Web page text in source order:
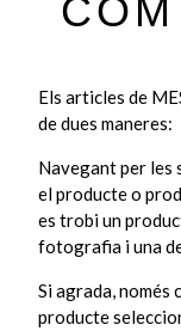
Els articles de
de dues maneres:
Navegant per les
el producte o
es trobi un
fotografia i una
Si agrada, només
producte